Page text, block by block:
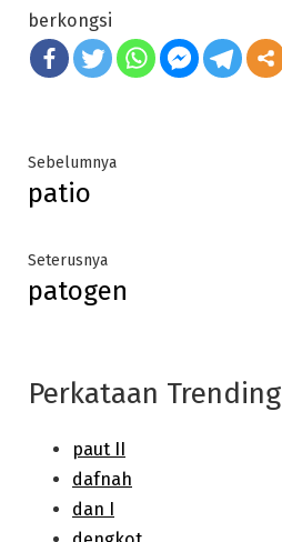
berkongsi
Post
navigation
SebelumnyaPrevious
patio
SeterusnyaNext
post:
patogen
Perkataan Trending